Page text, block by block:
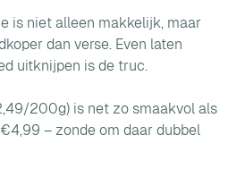
is niet alleen makkelijk, maar
dan verse. Even laten
uitknijpen is de truc.
200g) is net zo smaakvol als
– zonde om daar dubbel